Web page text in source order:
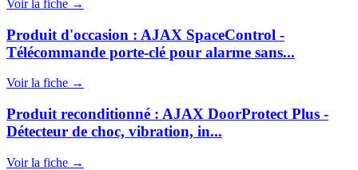
Voir la fiche →
Produit d'occasion : AJAX SpaceControl -
Télécommande porte-clé pour alarme sans...
Voir la fiche →
Produit reconditionné : AJAX DoorProtect Plus -
Détecteur de choc, vibration, in...
Voir la fiche →